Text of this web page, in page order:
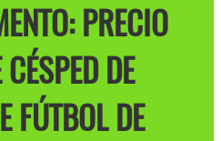
PRECIO
DE
FÚTBOL DE